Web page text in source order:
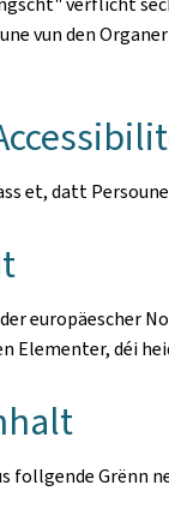
vun den
et, datt
europäescher
Elementer, déi
follgende Grënn